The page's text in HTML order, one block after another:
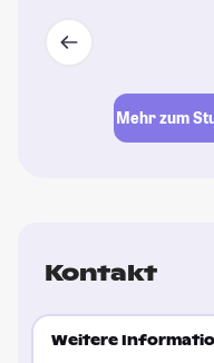
Mehr zum
Kontakt
Weitere